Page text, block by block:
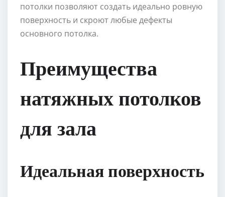
потолки позволяют создать идеально ровную
поверхность и скроют любые дефекты
основного потолка.
Преимущества
натяжных потолков
для зала
Идеальная поверхность